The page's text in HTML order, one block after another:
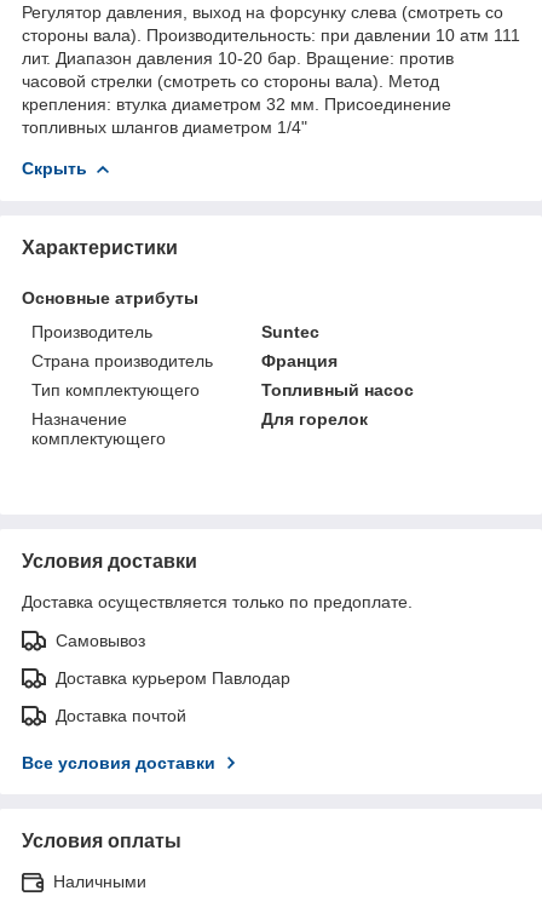
Регулятор давления, выход на форсунку слева (смотреть со
стороны вала). Производительность: при давлении 10 атм 111
лит. Диапазон давления 10-20 бар. Вращение: против
часовой стрелки (смотреть со стороны вала). Метод
крепления: втулка диаметром 32 мм. Присоединение
топливных шлангов диаметром 1/4"
Скрыть
Характеристики
Основные атрибуты
Производитель
Suntec
Страна производитель
Франция
Тип комплектующего
Топливный насос
Назначение
комплектующего
Для горелок
Условия доставки
Доставка осуществляется только по предоплате.
Самовывоз
Доставка курьером Павлодар
Доставка почтой
Все условия доставки
Условия оплаты
Наличными